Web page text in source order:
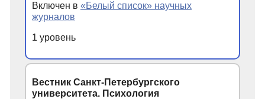
Включен в «Белый список» научных
журналов
1 уровень
Вестник Санкт-Петербургского
университета. Психология